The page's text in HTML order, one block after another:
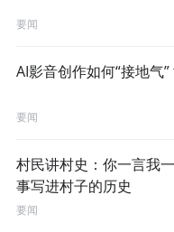
要闻
AI影音创作如何“接地气”
要闻
村民讲村史：你一言我
事写进村子的历史
要闻